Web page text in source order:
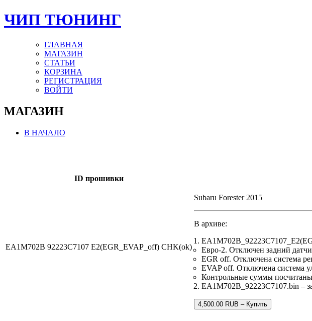
ЧИП ТЮНИНГ
ГЛАВНАЯ
МАГАЗИН
СТАТЬИ
КОРЗИНА
РЕГИСТРАЦИЯ
ВОЙТИ
МАГАЗИН
В НАЧАЛО
ID прошивки
EA1M702B 92223C7107 E2(EGR_EVAP_off) CHK(ok)
Subaru Forester 2015
В архиве:
Евро-2. Отключен задний
EGR off. Отключена система
EVAP off. Отключена система
Контрольные суммы посчитаны
EA1M702B_92223C7107.bin –
4,500.00 RUB – Купить